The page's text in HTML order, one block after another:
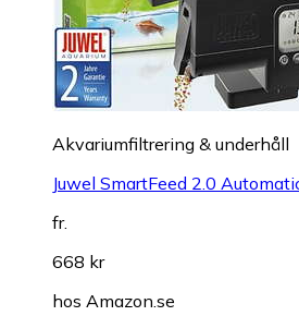
Akvariumfiltrering & underhåll
Juwel SmartFeed 2.0
fr.
668 kr
hos Amazon.se